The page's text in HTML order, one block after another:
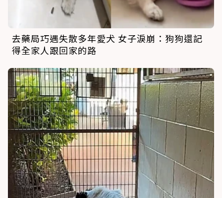
去藥局巧遇失散多年愛犬 女子淚崩：狗狗還記
得全家人跟回家的路